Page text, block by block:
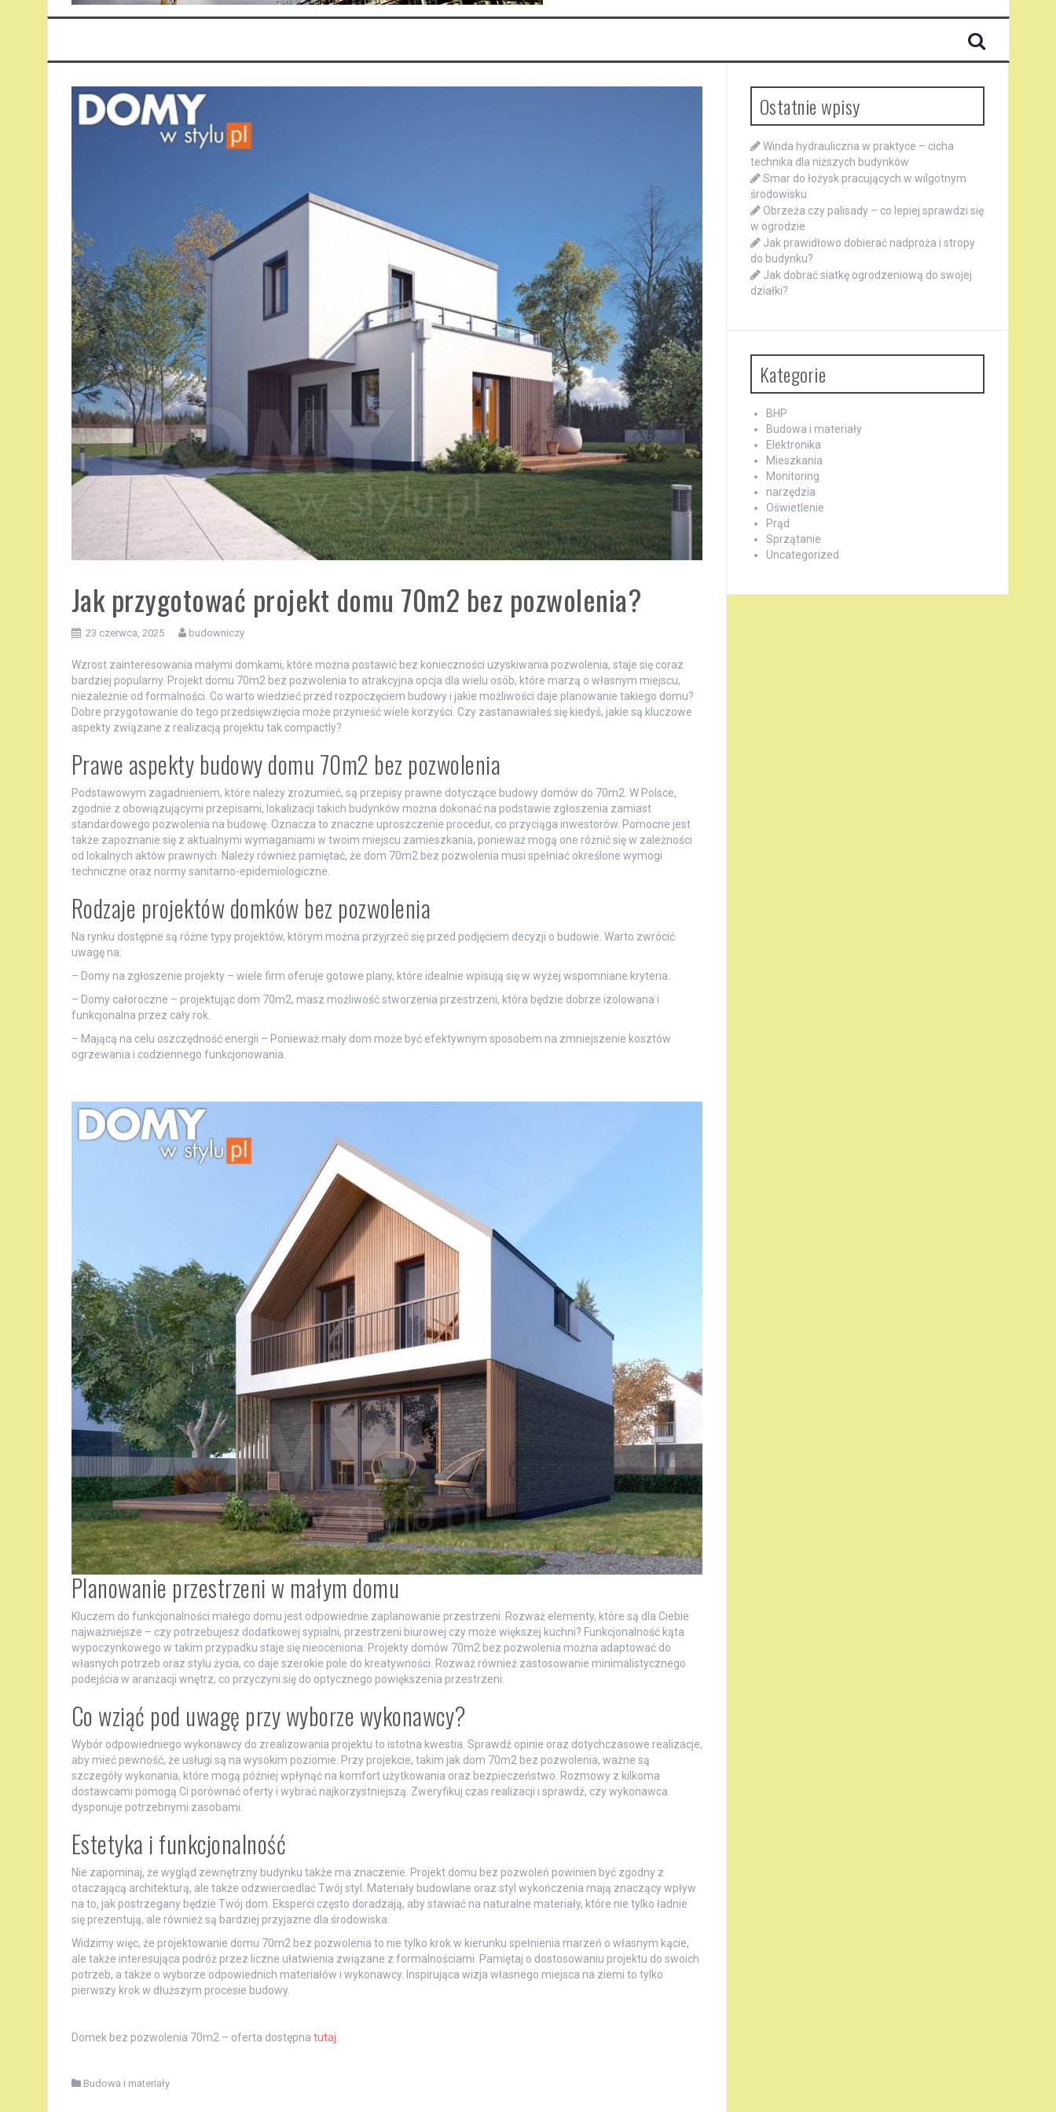
Jak przygotować projekt domu 70m2 bez pozwolenia?
23 czerwca, 2025 budowniczy
Wzrost zainteresowania małymi domkami, które można postawić bez konieczności uzyskiwania pozwolenia, staje się coraz
bardziej popularny. Projekt domu 70m2 bez pozwolenia to atrakcyjna opcja dla wielu osób, które marzą o własnym miejscu,
niezależnie od formalności. Co warto wiedzieć przed rozpoczęciem budowy i jakie możliwości daje planowanie takiego domu?
Dobre przygotowanie do tego przedsięwzięcia może przynieść wiele korzyści. Czy zastanawiałeś się kiedyś, jakie są kluczowe
aspekty związane z realizacją projektu tak compactly?
Prawe aspekty budowy domu 70m2 bez pozwolenia
Podstawowym zagadnieniem, które należy zrozumieć, są przepisy prawne dotyczące budowy domów do 70m2. W Polsce,
zgodnie z obowiązującymi przepisami, lokalizacji takich budynków można dokonać na podstawie zgłoszenia zamiast
standardowego pozwolenia na budowę. Oznacza to znaczne uproszczenie procedur, co przyciąga inwestorów. Pomocne jest
także zapoznanie się z aktualnymi wymaganiami w twoim miejscu zamieszkania, ponieważ mogą one różnić się w zależności
od lokalnych aktów prawnych. Należy również pamiętać, że dom 70m2 bez pozwolenia musi spełniać określone wymogi
techniczne oraz normy sanitarno-epidemiologiczne.
Rodzaje projektów domków bez pozwolenia
Na rynku dostępne są różne typy projektów, którym można przyjrzeć się przed podjęciem decyzji o budowie. Warto zwrócić
uwagę na:
– Domy na zgłoszenie projekty – wiele firm oferuje gotowe plany, które idealnie wpisują się w wyżej wspomniane kryteria.
– Domy całoroczne – projektując dom 70m2, masz możliwość stworzenia przestrzeni, która będzie dobrze izolowana i
funkcjonalna przez cały rok.
– Mającą na celu oszczędność energii – Ponieważ mały dom może być efektywnym sposobem na zmniejszenie kosztów
ogrzewania i codziennego funkcjonowania.
Planowanie przestrzeni w małym domu
Kluczem do funkcjonalności małego domu jest odpowiednie zaplanowanie przestrzeni. Rozważ elementy, które są dla Ciebie
najważniejsze – czy potrzebujesz dodatkowej sypialni, przestrzeni biurowej czy może większej kuchni? Funkcjonalność kąta
wypoczynkowego w takim przypadku staje się nieoceniona. Projekty domów 70m2 bez pozwolenia można adaptować do
własnych potrzeb oraz stylu życia, co daje szerokie pole do kreatywności. Rozważ również zastosowanie minimalistycznego
podejścia w aranżacji wnętrz, co przyczyni się do optycznego powiększenia przestrzeni.
Co wziąć pod uwagę przy wyborze wykonawcy?
Wybór odpowiedniego wykonawcy do zrealizowania projektu to istotna kwestia. Sprawdź opinie oraz dotychczasowe realizacje,
aby mieć pewność, że usługi są na wysokim poziomie. Przy projekcie, takim jak dom 70m2 bez pozwolenia, ważne są
szczegóły wykonania, które mogą później wpłynąć na komfort użytkowania oraz bezpieczeństwo. Rozmowy z kilkoma
dostawcami pomogą Ci porównać oferty i wybrać najkorzystniejszą. Zweryfikuj czas realizacji i sprawdź, czy wykonawca
dysponuje potrzebnymi zasobami.
Estetyka i funkcjonalność
Nie zapominaj, że wygląd zewnętrzny budynku także ma znaczenie. Projekt domu bez pozwoleń powinien być zgodny z
otaczającą architekturą, ale także odzwierciedlać Twój styl. Materiały budowlane oraz styl wykończenia mają znaczący wpływ
na to, jak postrzegany będzie Twój dom. Eksperci często doradzają, aby stawiać na naturalne materiały, które nie tylko ładnie
się prezentują, ale również są bardziej przyjazne dla środowiska.
Widzimy więc, że projektowanie domu 70m2 bez pozwolenia to nie tylko krok w kierunku spełnienia marzeń o własnym kącie,
ale także interesująca podróż przez liczne ułatwienia związane z formalnościami. Pamiętaj o dostosowaniu projektu do swoich
potrzeb, a także o wyborze odpowiednich materiałów i wykonawcy. Inspirująca wizja własnego miejsca na ziemi to tylko
pierwszy krok w dłuższym procesie budowy.
Domek bez pozwolenia 70m2 – oferta dostępna tutaj
Budowa i materiały
Ostatnie wpisy
Winda hydrauliczna w praktyce – cicha
technika dla niższych budynków
Smar do łożysk pracujących w wilgotnym
środowisku
Obrzeża czy palisady – co lepiej sprawdzi się
w ogrodzie
Jak prawidłowo dobierać nadproża i stropy
do budynku?
Jak dobrać siatkę ogrodzeniową do swojej
działki?
Kategorie
BHP
Budowa i materiały
Elektronika
Mieszkania
Monitoring
narzędzia
Oświetlenie
Prąd
Sprzątanie
Uncategorized